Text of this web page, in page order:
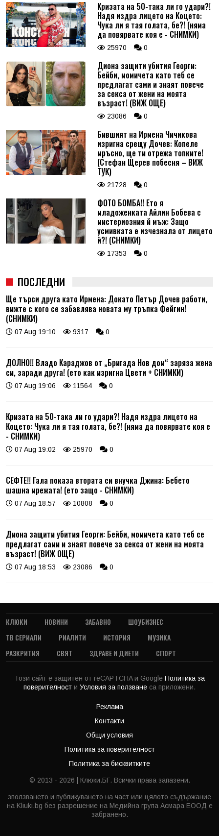
Кризата на 50-така ли го удари?!
Надя издра лицето на Коцето:
Чука ли я тая голата, бе?! (няма
да повярвате коя е - СНИМКИ)
25970 0
Диона защити убития Георги:
Бейби, момичета като теб се
предлагат сами и знаят повече
за секса от жени на моята
възраст! (ВИЖ ОЩЕ)
23086 0
Бившият на Ирмена Чичикова
изригна срещу Дочев: Копеле
мръсно, ще ти отрежа топките!
(Стефан Щерев побесня – ВИЖ
ТУК)
21728 0
ФОТО БОМБА!! Ето я
младоженката Айлин Бобева с
мистериозния й мъж: Защо
усмивката е изчезнала от лицето
й?! (СНИМКИ)
17353 0
ПОСЛЕДНИ
Ще търси друга като Ирмена: Докато Петър Дочев работи,
вижте с кого се забавлява новата му тръпка Фейгин!
(СНИМКИ)
07 Aug 19:10 9317 0
ДОЛНО!! Владо Караджов от „Бригада Нов дом“ заряза жена
си, заради друга! (ето как изригна Цвети + СНИМКИ)
07 Aug 19:06 11564 0
Кризата на 50-така ли го удари?! Надя издра лицето на
Коцето: Чука ли я тая голата, бе?! (няма да повярвате коя е
- СНИМКИ)
07 Aug 19:02 25970 0
СЕФТЕ!! Гала показа втората си внучка Джина: Бебето
шашна мрежата! (ето защо - СНИМКИ)
07 Aug 18:57 10808 0
Диона защити убития Георги: Бейби, момичета като теб се
предлагат сами и знаят повече за секса от жени на моята
възраст! (ВИЖ ОЩЕ)
07 Aug 18:53 23086 0
КЛЮКИ НОВИНИ ЗАБАВНО
ШОУБИЗНЕС
ТВ СЕРИАЛИ
РИАЛИТИ ИСТОРИЯ
МУЗИКА
РАЗКРИТИЯ
СВЯТ ЗДРАВЕ И ДИЕТИ СПОРТ
Този сайт е защитен от reCAPTCHA и Google Политика за
поверителност и Условия за ползване са приложени.
Реклама
Контакти
Общи условия
Политика за поверителност
Политика за бисквитките
© 2013 - 2026 | Клюки.БГ. Всички права запазени.
зползването и публикуването на част или цялото съдържание
на Kliuki.bg без разрешение на Медийна група Асмара ЕООД е
забранено.